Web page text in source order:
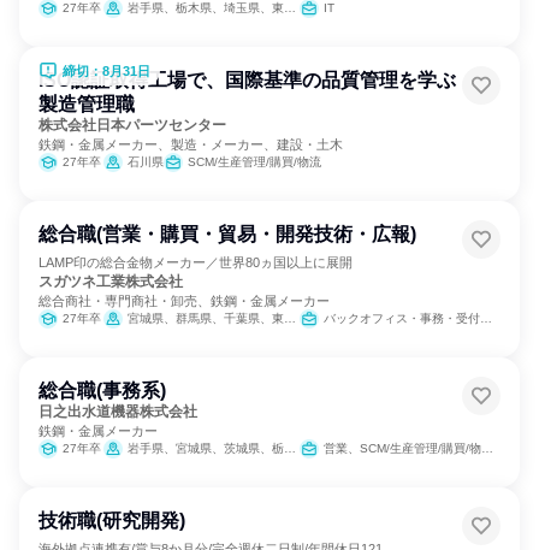
27年卒 岩手県、栃木県、埼玉県、東京都、富山県、長野県、愛知県、兵庫県、福岡県 IT
締切：8月31日
ISO認証取得工場で、国際基準の品質管理を学ぶ
製造管理職
株式会社日本パーツセンター
鉄鋼・金属メーカー、製造・メーカー、建設・土木
27年卒 石川県 SCM/生産管理/購買/物流
総合職(営業・購買・貿易・開発技術・広報)
LAMP印の総合金物メーカー／世界80ヵ国以上に展開
スガツネ工業株式会社
総合商社・専門商社・卸売、鉄鋼・金属メーカー
27年卒 宮城県、群馬県、千葉県、東京都、神奈川県、愛知県、京都府、大阪府、福岡県 バックオフィス・事務・受付、営業、製造・生産工程、SCM/生産管理/購買/物流、法務/知財、IT、広報/IR、クリエイティブ/デザイン職
総合職(事務系)
日之出水道機器株式会社
鉄鋼・金属メーカー
27年卒 岩手県、宮城県、茨城県、栃木県、群馬県、埼玉県、千葉県、東京都、神奈川県、新潟県、石川県、長野県、静岡県、愛知県、滋賀県、京都府、大阪府、兵庫県、鳥取県、岡山県、広島県、山口県、愛媛県、高知県、福岡県、佐賀県、長崎県、熊本県、宮崎県、鹿児島県 営業、SCM/生産管理/購買/物流、経理/税務/財務、総務、法務/知財、マーケティング・広告・宣伝
技術職(研究開発)